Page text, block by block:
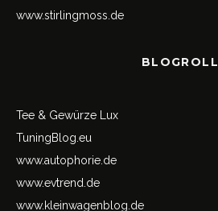
www.stirlingmoss.de
BLOGROLL
Tee & Gewürze Lux
TuningBlog.eu
www.autophorie.de
www.evtrend.de
www.kleinwagenblog.de